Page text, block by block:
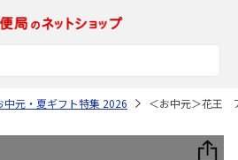
中元・夏ギフト特集 2026 ＜お中元＞花王